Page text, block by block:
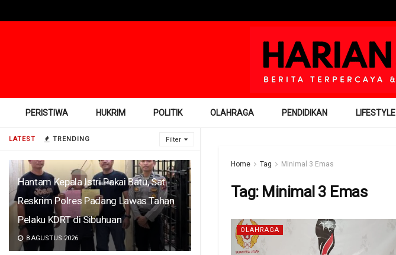
LATEST TRENDING Filter
Hantam Kepala Istri Pakai Batu, Sat
Reskrim Polres Padang Lawas Tahan
Pelaku KDRT di Sibuhuan
8 AGUSTUS 2026
PERISTIWA HUKRIM POLITIK OLAHRAGA PENDIDIKAN LIFESTYLE
Home Tag Minimal 3 Emas
Tag: Minimal 3 Emas
OLAHRAGA